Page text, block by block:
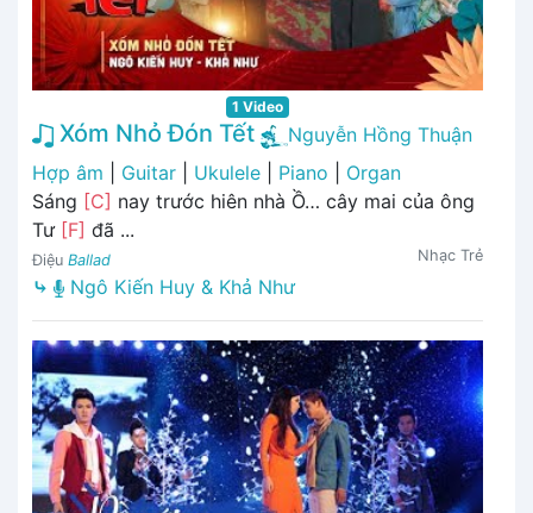
1 Video
Xóm Nhỏ Đón Tết
Nguyễn Hồng Thuận
Hợp âm
Guitar Ukulele Piano
Organ
Sáng [C] nay trước hiên nhà Ồ… cây mai của ông
Tư [F] đã ...
Điệu Ballad Nhạc Trẻ
⤷ Ngô Kiến Huy & Khả Như